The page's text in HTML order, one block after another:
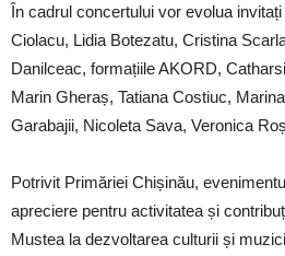
În cadrul concertului vor evolua
Ciolacu, Lidia Botezatu, Cristina
Danilceac, formațiile AKORD,
Marin Gheraș, Tatiana Costiuc,
Garabajii, Nicoleta Sava, Veronica
Potrivit Primăriei Chișinău,
apreciere pentru activitatea și
Mustea la dezvoltarea culturii și